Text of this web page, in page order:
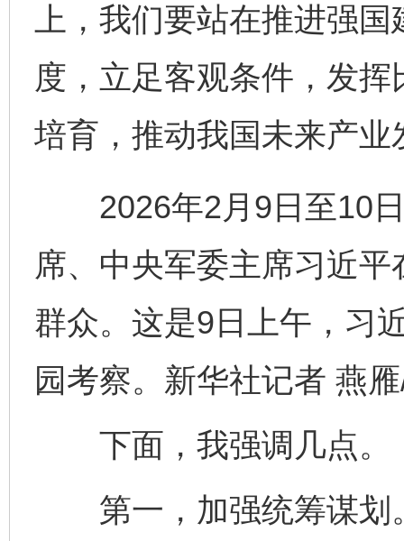
上，我们要站在推进强
度，立足客观条件，发
培育，推动我国未来产
2026年2月9日至10日
席、中央军委主席习近
群众。这是9日上午，习
园考察。新华社记者 燕
下面，我强调几点。
第一，加强统筹谋划